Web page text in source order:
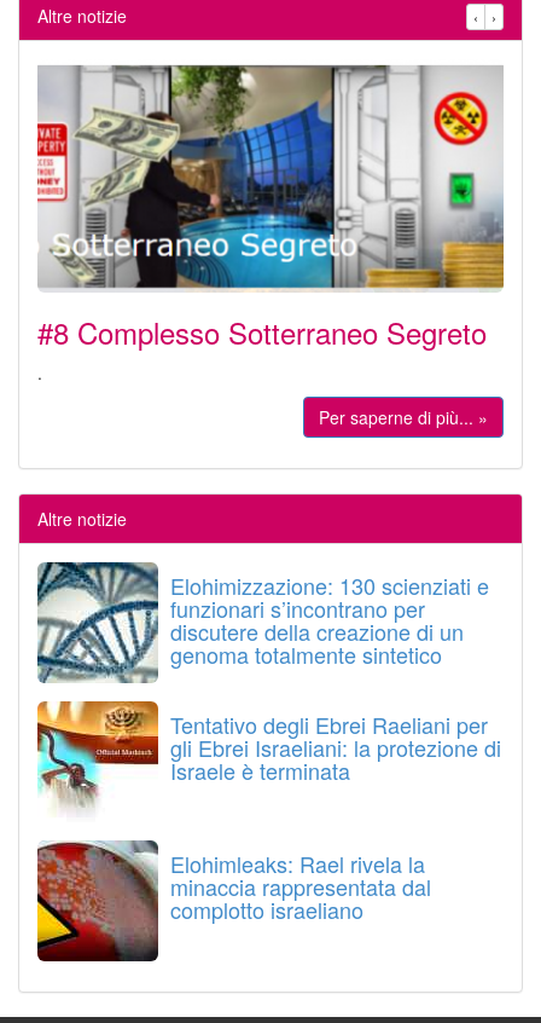
Altre notizie ‹ ›
#8 Complesso Sotterraneo Segreto
.
Per saperne di più... »
Altre notizie
Elohimizzazione: 130 scienziati e
funzionari s’incontrano per
discutere della creazione di un
genoma totalmente sintetico
Tentativo degli Ebrei Raeliani per
gli Ebrei Israeliani: la protezione di
Israele è terminata
Elohimleaks: Rael rivela la
minaccia rappresentata dal
complotto israeliano